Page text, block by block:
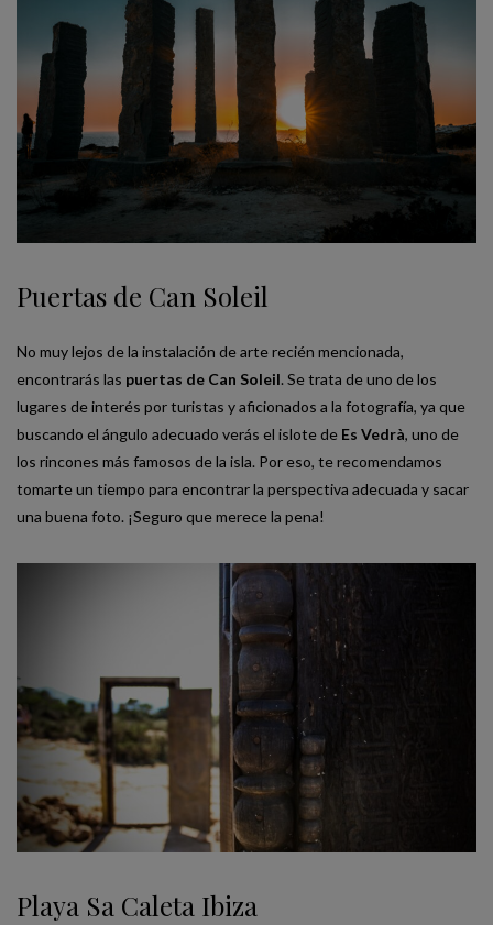
Puertas de Can Soleil
No muy lejos de la instalación de arte recién mencionada,
encontrarás las puertas de Can Soleil. Se trata de uno de los
lugares de interés por turistas y aficionados a la fotografía, ya que
buscando el ángulo adecuado verás el islote de Es Vedrà, uno de
los rincones más famosos de la isla. Por eso, te recomendamos
tomarte un tiempo para encontrar la perspectiva adecuada y sacar
una buena foto. ¡Seguro que merece la pena!
Playa Sa Caleta Ibiza